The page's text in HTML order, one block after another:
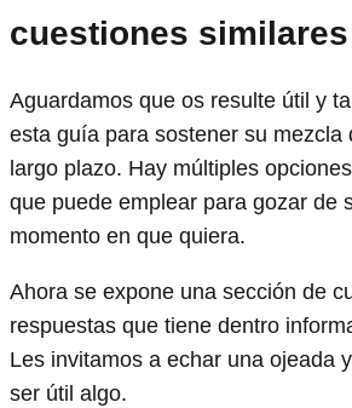
cuestiones similares
Aguardamos que os resulte útil y
esta guía para sostener su mezcla
largo plazo. Hay múltiples
que puede emplear para gozar de
momento en que quiera.
Ahora se expone una sección de
respuestas que tiene dentro
Les invitamos a echar una ojeada
ser útil algo.